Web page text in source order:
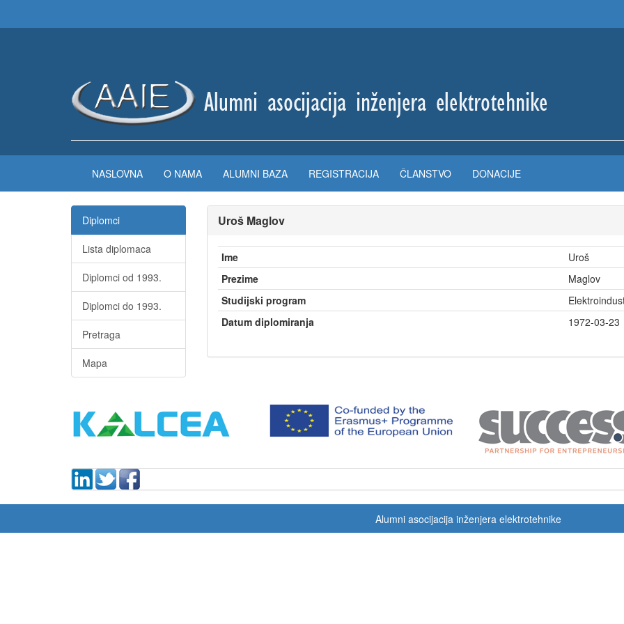
NASLOVNA O NAMA ALUMNI BAZA REGISTRACIJA ČLANSTVO DONACIJE
Diplomci
Lista diplomaca
Diplomci od 1993.
Diplomci do 1993.
Pretraga
Mapa
Uroš Maglov
Ime
Uroš
Prezime
Maglov
Studijski program
Datum diplomiranja
1972-03-
Alumni asocijacija inženjera elektrotehnike